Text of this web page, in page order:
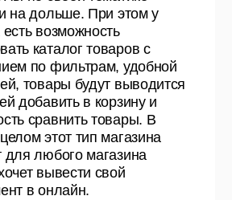
на дольше. При этом у
возможность
каталог товаров с
по фильтрам, удобной
товары будут выводится
добавить в корзину и
сравнить товары. В
этот тип магазина
для любого магазина
вывести свой
в онлайн.